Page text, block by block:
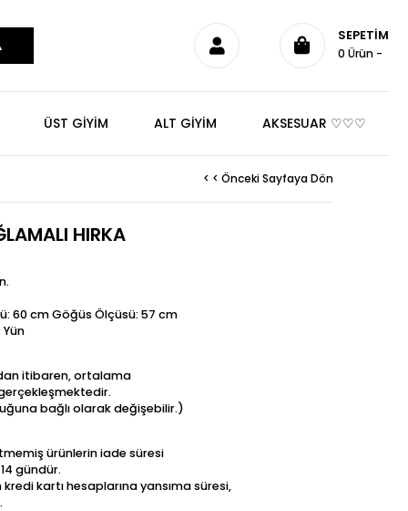
SEPETIM
0 Ürün
ÜST GİYİM ALT GİYİM AKSESUAR ♡♡♡
< < Önceki Sayfaya Dön
HIRKA
60 cm Göğüs Ölçüsü: 57 cm
itibaren, ortalama
bağlı olarak değişebilir.)
ürünlerin iade süresi
gündür.
kartı hesaplarına yansıma süresi,